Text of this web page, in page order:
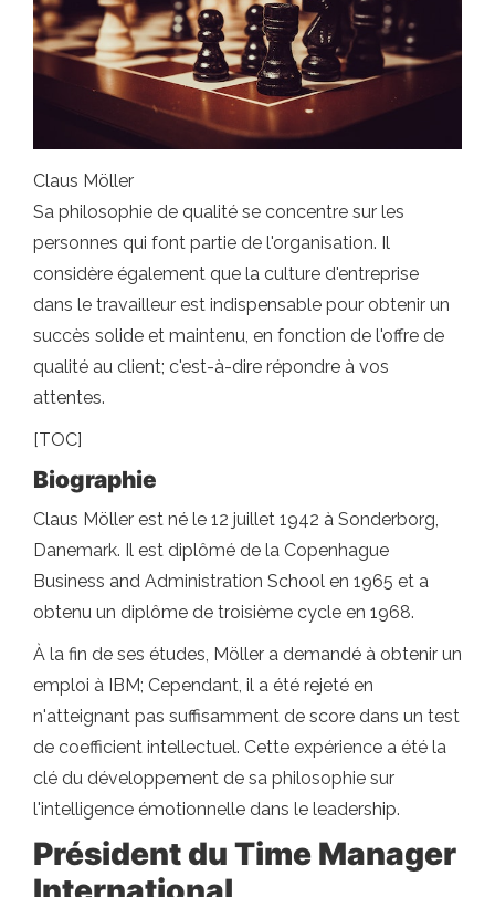
Claus Möller
Sa philosophie de qualité se concentre sur les
personnes qui font partie de l'organisation. Il
considère également que la culture d'entreprise
dans le travailleur est indispensable pour obtenir un
succès solide et maintenu, en fonction de l'offre de
qualité au client; c'est-à-dire répondre à vos
attentes.
[TOC]
Biographie
Claus Möller est né le 12 juillet 1942 à Sonderborg,
Danemark. Il est diplômé de la Copenhague
Business and Administration School en 1965 et a
obtenu un diplôme de troisième cycle en 1968.
À la fin de ses études, Möller a demandé à obtenir un
emploi à IBM; Cependant, il a été rejeté en
n'atteignant pas suffisamment de score dans un test
de coefficient intellectuel. Cette expérience a été la
clé du développement de sa philosophie sur
l'intelligence émotionnelle dans le leadership.
Président du Time Manager